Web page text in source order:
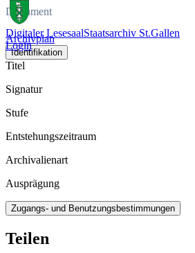
Digitaler LesesaalStaatsarchiv St.Gallen
Login
Dokument
Archivplan
Identifikation
Titel
Signatur
Stufe
Entstehungszeitraum
Archivalienart
Ausprägung
Zugangs- und Benutzungsbestimmungen
Teilen